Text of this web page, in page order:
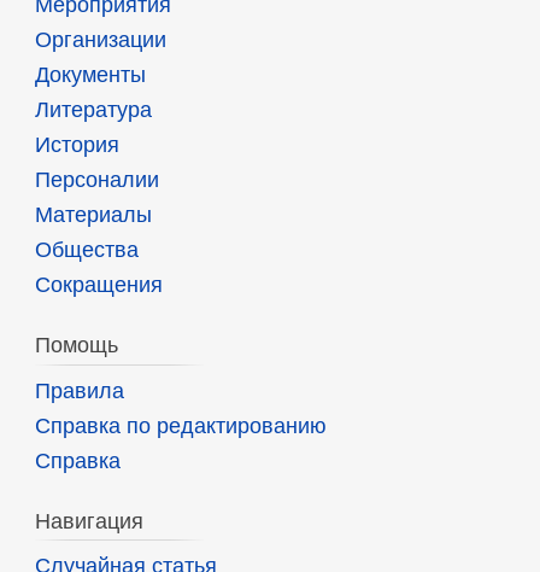
Мероприятия
Организации
Документы
Литература
История
Персоналии
Материалы
Общества
Сокращения
Помощь
Правила
Справка по редактированию
Справка
Навигация
Случайная статья